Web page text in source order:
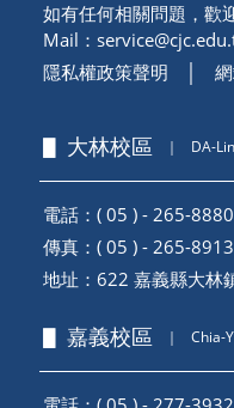
如有任何相關問題，歡
Mail：
隱私權政策聲明
▋ 大林校區 ｜ DA-
電話：( 05 ) - 265-8880
傳真：( 05 ) - 265-8913
地址： 622 嘉義縣大林
▋ 嘉義校區 ｜ Chia-